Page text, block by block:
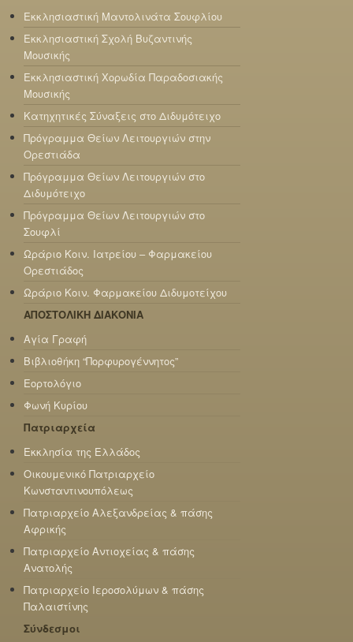
Εκκλησιαστική Μαντολινάτα Σουφλίου
Εκκλησιαστική Σχολή Βυζαντινής
Μουσικής
Εκκλησιαστική Χορωδία Παραδοσιακής
Μουσικής
Κατηχητικές Σύναξεις στο Διδυμότειχο
Πρόγραμμα Θείων Λειτουργιών στην
Ορεστιάδα
Πρόγραμμα Θείων Λειτουργιών στο
Διδυμότειχο
Πρόγραμμα Θείων Λειτουργιών στο
Σουφλί
Ωράριο Κοιν. Ιατρείου – Φαρμακείου
Ορεστιάδος
Ωράριο Κοιν. Φαρμακείου Διδυμοτείχου
ΑΠΟΣΤΟΛΙΚΗ ΔΙΑΚΟΝΙΑ
Αγία Γραφή
Βιβλιοθήκη “Πορφυρογέννητος”
Εορτολόγιο
Φωνή Κυρίου
Πατριαρχεία
Εκκλησία της Ελλάδος
Οικουμενικό Πατριαρχείο
Κωνσταντινουπόλεως
Πατριαρχείο Αλεξανδρείας & πάσης
Αφρικής
Πατριαρχείο Αντιοχείας & πάσης
Ανατολής
Πατριαρχείο Ιεροσολύμων & πάσης
Παλαιστίνης
Σύνδεσμοι